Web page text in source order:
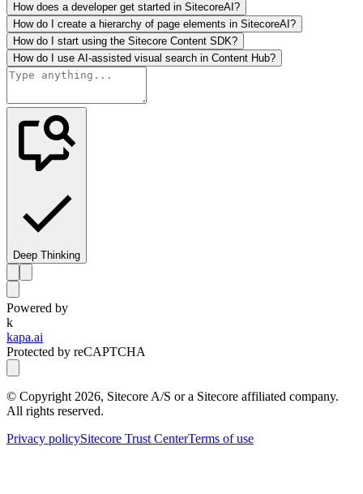
How does a developer get started in SitecoreAI?
How do I create a hierarchy of page elements in SitecoreAI?
How do I start using the Sitecore Content SDK?
How do I use AI-assisted visual search in Content Hub?
Deep Thinking
Powered by
k
kapa.ai
Protected by reCAPTCHA
© Copyright2026, Sitecore A/S or a Sitecore affiliated company.
All rights reserved.
Privacy policySitecore Trust CenterTerms of use